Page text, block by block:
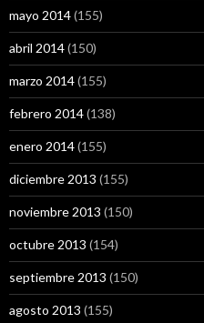
mayo 2014(155)
abril 2014(150)
marzo 2014(155)
febrero 2014(138)
enero 2014(155)
diciembre 2013 (155)
noviembre 2013 (150)
octubre 2013 (154)
septiembre 2013 (150)
agosto 2013 (155)